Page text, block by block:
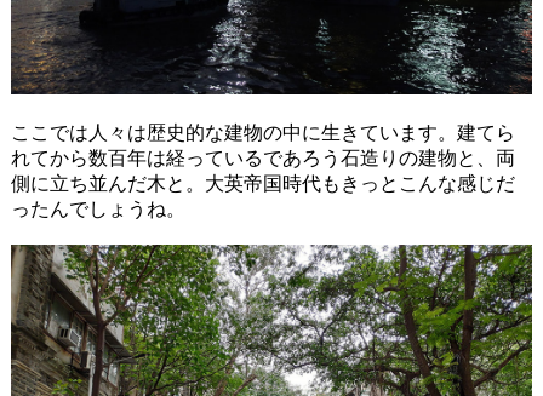
ここでは人々は歴史的な建物の中に生きています。建てら
れてから数百年は経っているであろう石造りの建物と、両
側に立ち並んだ木と。大英帝国時代もきっとこんな感じだ
ったんでしょうね。